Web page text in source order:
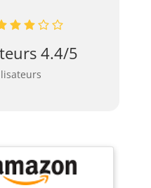
4.4/5